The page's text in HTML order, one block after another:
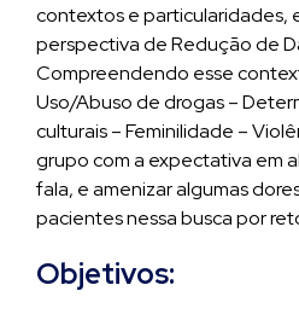
contextos e particularidades,
perspectiva de Redução de
Compreendendo esse
Uso/Abuso de drogas –
culturais – Feminilidade –
grupo com a expectativa em
fala, e amenizar algumas
pacientes nessa busca por
Objetivos: